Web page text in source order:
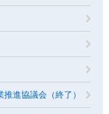
進協議会（終了）